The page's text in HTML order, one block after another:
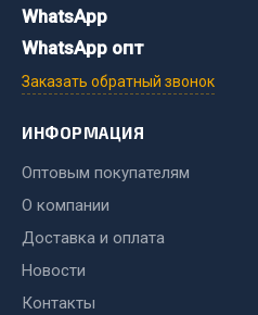
Сцепление
Тормозная система
Показать ещё
Весь раздел
Запчасти ЯМЗ
WhatsApp
WhatsApp опт
Заказать обратный звонок
ИНФОРМАЦИЯ
Оптовым покупателям
О компании
Доставка и оплата
Новости
Контакты